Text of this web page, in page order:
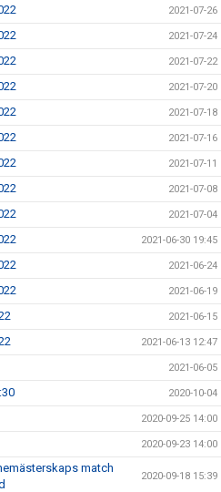
2021-07-26
2021-07-24
2021-07-22
2021-07-20
2021-07-18
2021-07-16
2021-07-11
2021-07-08
2021-07-04
2021-06-30 19:45
2021-06-24
2021-06-19
2021-06-15
2021-06-13 12:47
2021-06-05
2020-10-04
2020-09-25 14:00
2020-09-23 14:00
match
2020-09-18 15:39